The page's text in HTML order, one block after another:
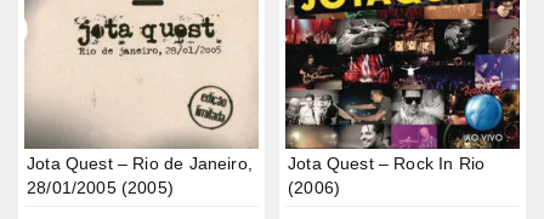
Jota Quest – Rio de Janeiro,
28/01/2005 (2005)
Jota Quest – Rock In Rio
(2006)